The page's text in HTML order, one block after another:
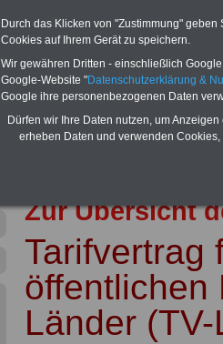
Zur Übersicht
Tarifvertrag
öffentlichen
Länder
Durch das Klicken von "Zustimmung"
Cookies auf Ihrem Gerät zu speichern.
Wir gewähren Dritten - einschließlich
Google-Website "Datenschutzerklärung &
Google ihre personenbezogenen Daten
Dürfen wir Ihre Daten nutzen, um
erheben Daten und verwenden